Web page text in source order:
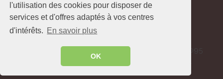
l'utilisation des cookies pour disposer de
services et d'offres adaptés à vos centres
d'intérêts. En savoir plus
OK
Alliance Pastorale - Avenue de l'Europe - CS 80095
-86502 Montmorillon Cedex - France ©